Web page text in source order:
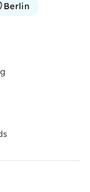
Berlin